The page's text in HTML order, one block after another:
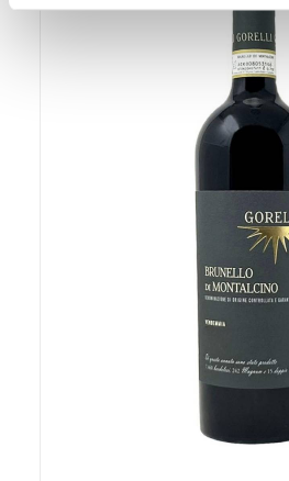
dalla Dichiarazione sui cookie.
Utilizziamo i cookie per
annunci, per fornire funzionalità
analizzare il nostro traffico.
informazioni sul modo in cui
nostri partner che si occupano di
pubblicità e social media, i quali
con altre informazioni che ha
raccolto dal suo utilizzo dei loro